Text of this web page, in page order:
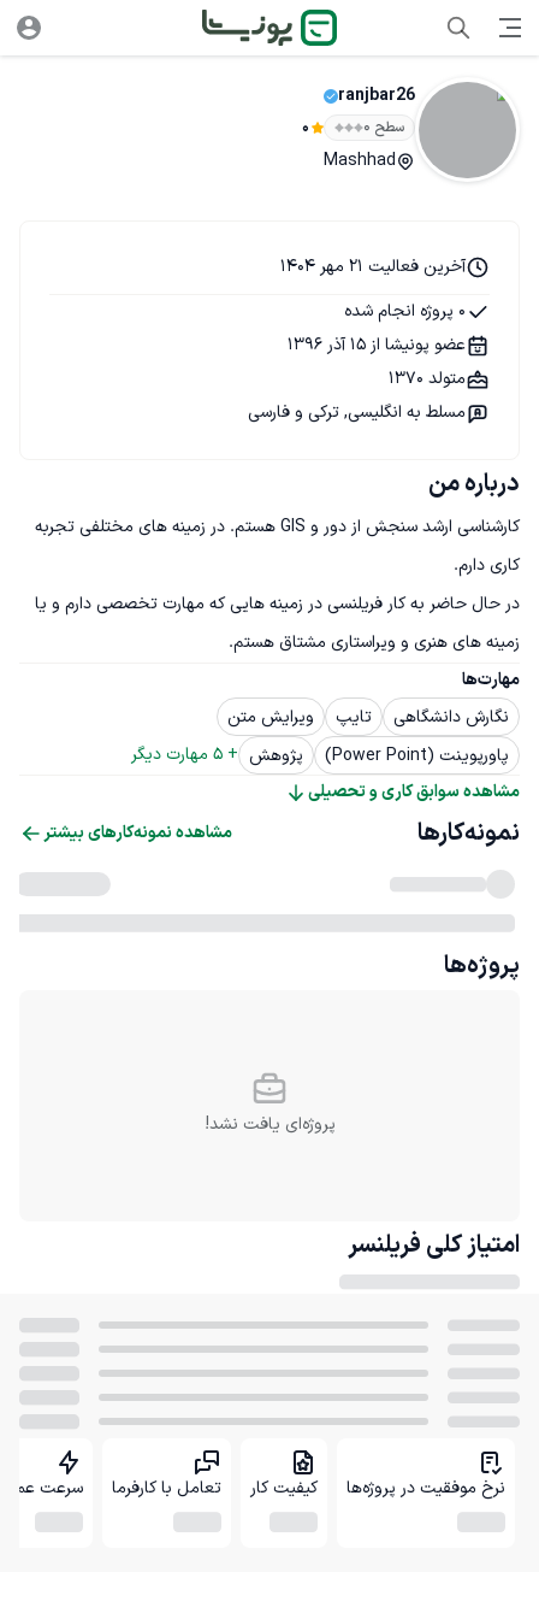
ranjbar26
سطح ۰ 0
Mashhad
درباره من
کارشناسی ارشد سنجش از دور و GIS هستم. در زمینه های مختلفی تجربه
در حال حاضر به کار فریلنسی در زمینه هایی که مهارت تخصصی دارم و یا
زمینه های هنری و ویراستاری مشتاق هستم.
مهارت‌ها
نگارش دانشگاهی
تایپ
ویرایش متن
پاورپوینت (Power Point)
پژوهش +
5 مهارت دیگر
مشاهده سوابق کاری و تحصیلی
آخرین فعالیت 21 مهر 1404
0 پروژه انجام شده
عضو پونیشا از 15 آذر 1396
متولد 1370
مسلط به انگلیسی, ترکی و فارسی
نمونه‌کارها مشاهده نمونه‌کارهای بیشتر
پروژه‌ها
پروژه‌ای یافت نشد!
امتیاز کلی فریلنسر
نرخ موفقیت در پروژه‌ها کیفیت کار تعامل با کارفرما سرعت عمل